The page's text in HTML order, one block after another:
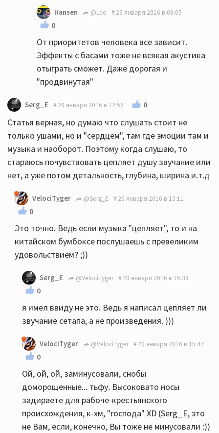
Hansen @Leo 23 января 2016 в 09:05
0
От приоритетов человека все зависит.
Эффекты с басами тоже не всякая акустика
отыграть сможет. Даже дорогая и
"продвинутая"
Serg_E 20 января 2016 в 12:56 0
Статья верная, но думаю что слушать стоит не
только ушами, но и "сердцем", там где эмоции там и
музыка и наоборот. Поэтому когда слушаю, то
стараюсь почувствовать цепляет душу звучание или
нет, а уже потом детальность, глубина, ширина и.т.д
VelociTyger @Serg_E 20 января 2016 в 13:11
0
Это точно. Ведь если музыка "цепляет", то и на
китайском бумбоксе послушаешь с превеликим
удовольствием? ;))
Serg_E @VelociTyger 20 января 2016 в 15:38
0
я имел ввиду не это. Ведь я написал цепляет ли
звучание сетапа, а не произведения. )))
VelociTyger @VelociTyger 20 января 2016 в 15:47
0
Ой, ой, ой, заминусовали, снобы
доморощенные... тьфу. Высоковато носы
задираете для рабоче-крестьянского
происхождения, к-хм, "господа" XD (Serg_E, это
не Вам, если, конечно, Вы тоже не минусовали :))